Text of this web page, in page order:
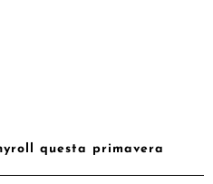
questa primavera